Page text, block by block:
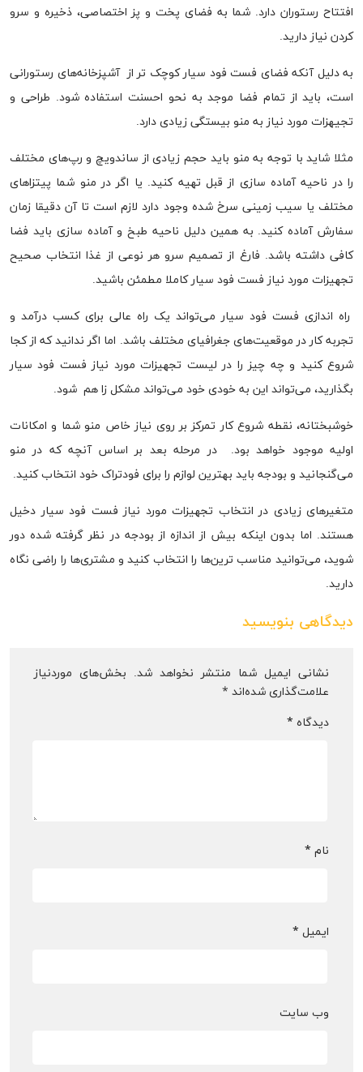
افتتاح رستوران دارد. شما به فضای پخت و پز اختصاصی، ذخیره و سرو
کردن نیاز دارید.
به دلیل آنکه فضای فست فود سیار کوچک تر از آشپزخانه‌های رستورانی
است، باید از تمام فضا موجد به نحو احسنت استفاده شود. طراحی و
تجیهزات مورد نیاز به منو بیستگی زیادی دارد.
مثلا شاید با توجه به منو باید حجم زیادی از ساندویچ و رپ‌های مختلف
را در ناحیه آماده سازی از قبل تهیه کنید. یا اگر در منو شما پیتزاهای
مختلف یا سیب زمینی سرخ شده وجود دارد لازم است تا آن دقیقا زمان
سفارش آماده کنید. به همین دلیل ناحیه طبخ و آماده سازی باید فضا
کافی داشته باشد. فارغ از تصمیم سرو هر نوعی از غذا انتخاب صحیح
تجهیزات مورد نیاز فست فود سیار کاملا مطمئن باشید.
راه اندازی فست فود سیار می‌تواند یک راه عالی برای کسب درآمد و
تجربه کار در موقعیت‌های جغرافیای مختلف باشد. اما اگر ندانید که از کجا
شروع کنید و چه چیز را در لیست تجهیزات مورد نیاز فست فود سیار
بگذارید، می‌تواند این به خودی خود می‌تواند مشکل زا هم شود.
خوشبختانه، نقطه شروع کار تمرکز بر روی نیاز خاص منو شما و امکانات
اولیه موجود خواهد بود. در مرحله بعد بر اساس آنچه که در منو
می‌گنجانید و بودجه باید بهترین‌ لوازم را برای فودتراک خود انتخاب کنید.
متغیرهای زیادی در انتخاب تجهیزات مورد نیاز فست فود سیار دخیل
هستند. اما بدون اینکه بیش از اندازه از بودجه در نظر گرفته شده دور
شوید، می‌توانید مناسب ترین‌ها را انتخاب کنید و مشتری‌ها را راضی نگاه
دارید.
دیدگاهی بنویسید
نشانی ایمیل شما منتشر نخواهد شد. بخش‌های موردنیاز
علامت‌گذاری شده‌اند *
دیدگاه *
نام *
ایمیل *
وب‌ سایت